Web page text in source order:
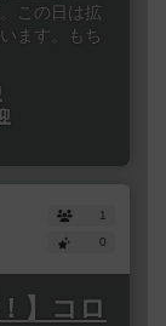
この日は拡
ます。もち
1
0
】コロ